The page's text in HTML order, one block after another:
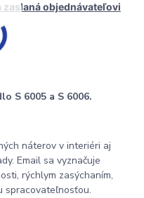
zaslaná objednávateľovi
S 6005 a S 6006.
náterov v interiéri aj
Email sa vyznačuje
rýchlym zasýchaním,
spracovateľnosťou.